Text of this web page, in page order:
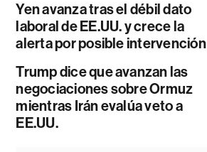
Yen avanza tras el débil dato
laboral de EE.UU. y crece la
alerta por posible intervención
Trump dice que avanzan las
negociaciones sobre Ormuz
mientras Irán evalúa veto a
EE.UU.